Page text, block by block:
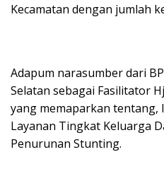
Kecamatan dengan jumlah
Adapum narasumber dari
Selatan sebagai Fasilitator
yang memaparkan tentang,
Layanan Tingkat Keluarga
Penurunan Stunting.